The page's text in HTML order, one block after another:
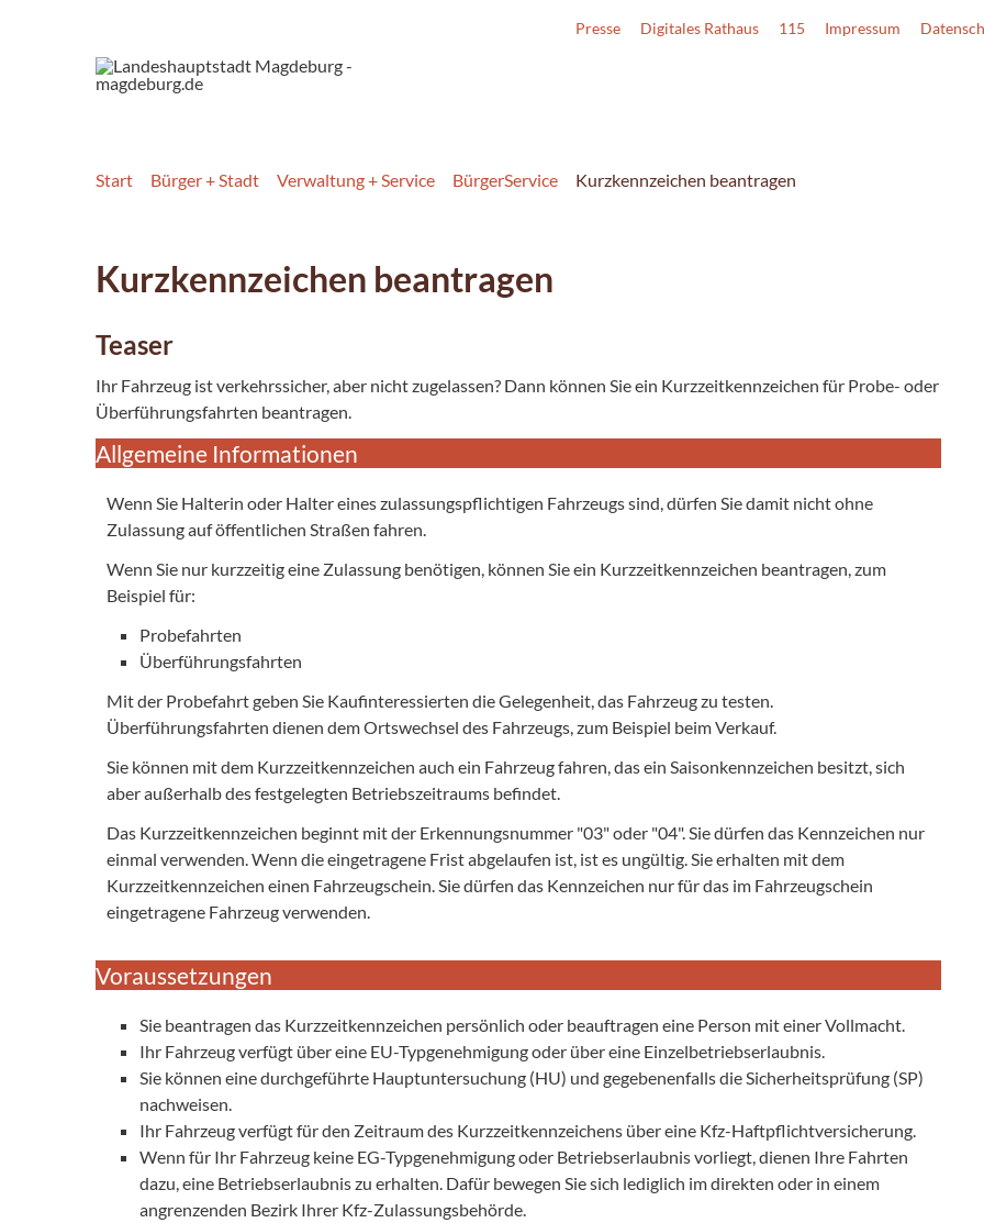
Presse Digitales Rathaus 115 Impressum
Start Bürger + Stadt Verwaltung + Service BürgerService Kurzkennzeichen beantragen
Kurzkennzeichen beantragen
Teaser
Ihr Fahrzeug ist verkehrssicher, aber nicht zugelassen? Dann können Sie ein Kurzzeitkennzeichen für Probe- oder
Überführungsfahrten beantragen.
Allgemeine Informationen
Wenn Sie Halterin oder Halter eines zulassungspflichtigen Fahrzeugs sind, dürfen Sie damit nicht ohne
Zulassung auf öffentlichen Straßen fahren.
Wenn Sie nur kurzzeitig eine Zulassung benötigen, können Sie ein Kurzzeitkennzeichen beantragen, zum
Beispiel für:
Probefahrten
Überführungsfahrten
Mit der Probefahrt geben Sie Kaufinteressierten die Gelegenheit, das Fahrzeug zu testen.
Überführungsfahrten dienen dem Ortswechsel des Fahrzeugs, zum Beispiel beim Verkauf.
Sie können mit dem Kurzzeitkennzeichen auch ein Fahrzeug fahren, das ein Saisonkennzeichen besitzt, sich
aber außerhalb des festgelegten Betriebszeitraums befindet.
Das Kurzzeitkennzeichen beginnt mit der Erkennungsnummer "03" oder "04". Sie dürfen das Kennzeichen nur
einmal verwenden. Wenn die eingetragene Frist abgelaufen ist, ist es ungültig. Sie erhalten mit dem
Kurzzeitkennzeichen einen Fahrzeugschein. Sie dürfen das Kennzeichen nur für das im Fahrzeugschein
eingetragene Fahrzeug verwenden.
Voraussetzungen
Sie beantragen das Kurzzeitkennzeichen persönlich oder beauftragen eine Person mit einer Vollmacht.
Ihr Fahrzeug verfügt über eine EU-Typgenehmigung oder über eine Einzelbetriebserlaubnis.
Sie können eine durchgeführte Hauptuntersuchung (HU) und gegebenenfalls die Sicherheitsprüfung (SP)
nachweisen.
Ihr Fahrzeug verfügt für den Zeitraum des Kurzzeitkennzeichens über eine Kfz-Haftpflichtversicherung.
Wenn für Ihr Fahrzeug keine EG-Typgenehmigung oder Betriebserlaubnis vorliegt, dienen Ihre Fahrten
dazu, eine Betriebserlaubnis zu erhalten. Dafür bewegen Sie sich lediglich im direkten oder in einem
angrenzenden Bezirk Ihrer Kfz-Zulassungsbehörde.